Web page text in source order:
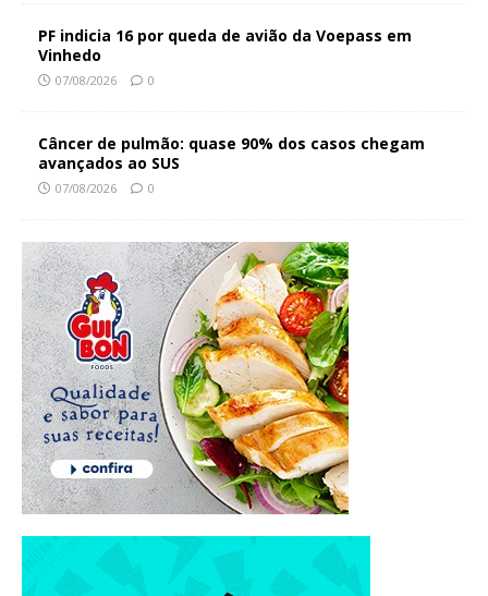
PF indicia 16 por queda de avião da Voepass em
Vinhedo
07/08/2026 0
Câncer de pulmão: quase 90% dos casos chegam
avançados ao SUS
07/08/2026 0